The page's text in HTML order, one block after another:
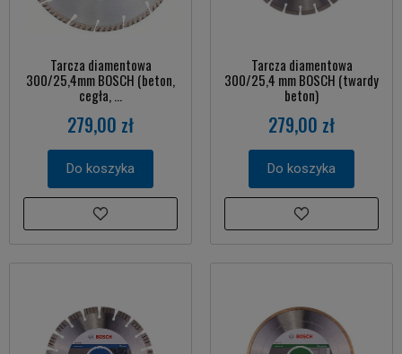
Tarcza diamentowa
300/25,4mm BOSCH (beton,
cegła, ...
279,00 zł
Do koszyka
Tarcza diamentowa
300/25,4 mm BOSCH (twardy
beton)
279,00 zł
Do koszyka